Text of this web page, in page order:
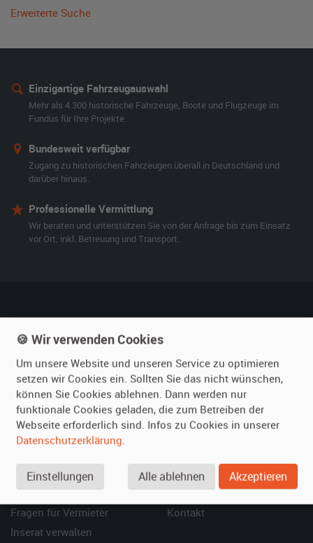
Erweiterte Suche
Einzigartige Fahrzeugauswahl
Mehr als 4.300 historische Fahrzeuge, Boote und Flugzeuge im
Fundus für Ihre Projekte.
Bundesweit verfügbar
Zugang zu historischen Fahrzeugen überall in Deutschland und
darüber hinaus.
Professionelle Vermittlung
Wir beraten und unterstützen Sie von der Anfrage bis zum Einsatz
vor Ort, inkl. Betreuung und Transport.
film-autos.com
Leistungen
Referenzen
Kundenmeinungen
Erweiterte Suche
Fragen für Mieter
Service
Vermieten
Oldtimer anmelden
Fotos senden
Fragen für Vermieter
Inserat verwalten
Häufige Fragen (FAQ)
So funktioniert's
Kontakt
🍪 Wir verwenden Cookies
Um unsere Website und unseren Service zu optimieren
setzen wir Cookies ein. Sollten Sie das nicht wünschen,
können Sie Cookies ablehnen. Dann werden nur
funktionale Cookies geladen, die zum Betreiben der
Webseite erforderlich sind. Infos zu Cookies in unserer
Datenschutzerklärung.
Einstellungen Alle ablehnen Akzeptieren